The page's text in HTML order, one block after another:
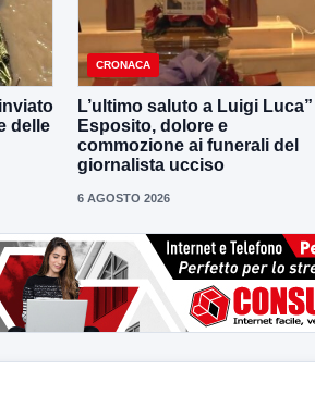
delle
CRONACA
L’ultimo saluto a Luigi Luca”
Esposito, dolore e
commozione ai funerali del
giornalista ucciso
6 AGOSTO 2026